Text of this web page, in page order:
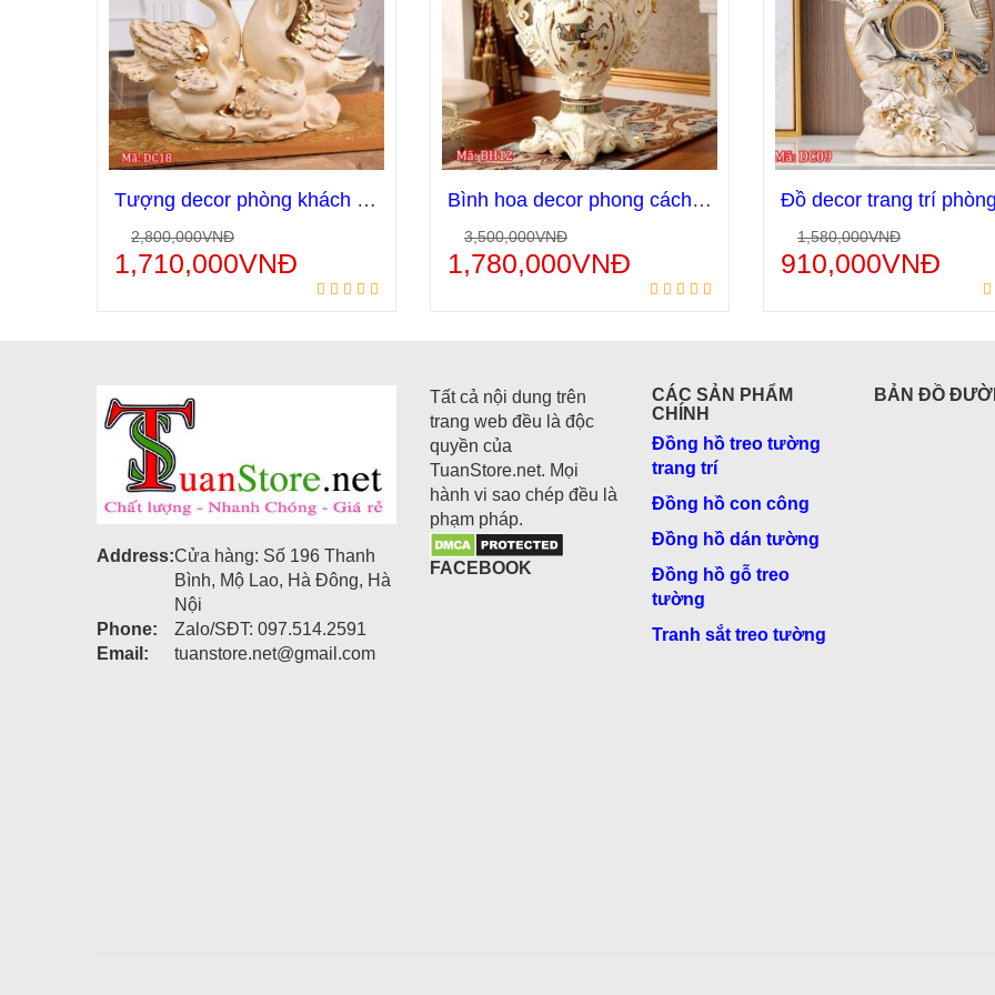
Thêm vào giỏ hàng
Tượng decor phòng khách gia đình thiên nga DC18
2,800,000VNĐ
1,710,000VNĐ Thêm vào giỏ hàng
Bình hoa decor phong cách Bắc Âu mã đáo thành công BH12
3,500,000VNĐ
1,780,000VNĐ Thêm vào giỏ
1,580,000VNĐ
910,000VNĐ
Address:Cửa hàng: Số 196 Thanh
Bình, Mộ Lao, Hà Đông, Hà
Nội
Phone:
Zalo/SĐT: 097.514.2591
Email:
tuanstore.net@gmail.com
Tất cả nội dung trên
trang web đều là độc
quyền của
TuanStore.net. Mọi
hành vi sao chép đều là
phạm pháp.
FACEBOOK
CÁC SẢN PHẨM
CHÍNH
Đồng hồ treo tường
trang trí
Đồng hồ con công
Đồng hồ dán tường
Đồng hồ gỗ treo
tường
Tranh sắt treo tường
BẢN ĐỒ